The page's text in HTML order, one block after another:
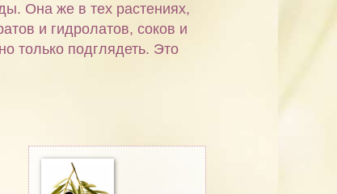
Она же в тех растениях,
и гидролатов, соков и
только подглядеть. Это